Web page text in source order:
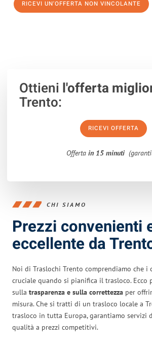
RICEVI UN'OFFERTA NON VINCOLANTE
Ottieni l'offerta
Trento:
RICEVI OFFERTA
Offerta in 15 minuti
CHI SIAMO
Prezzi convenienti
eccellente da
Noi di Traslochi Trento comprendiamo che
cruciale quando si pianifica il trasloco. Ecco
sulla trasparenza e sulla correttezza per
misura. Che si tratti di un trasloco locale a
trasloco in tutta Europa, garantiamo servizi
qualità a prezzi competitivi.